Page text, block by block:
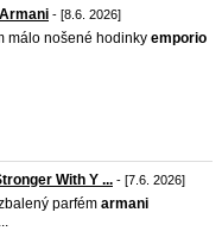
- [8.6. 2026]
málo nošené hodinky emporio
With Y ... - [7.6. 2026]
parfém armani